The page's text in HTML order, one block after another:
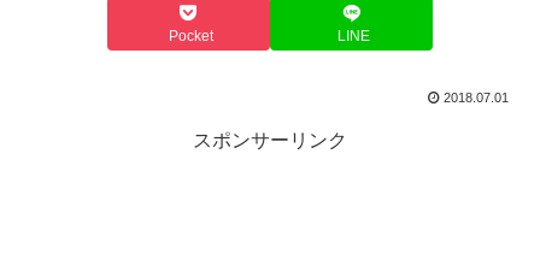
Pocket LINE
2018.07.01
スポンサーリンク